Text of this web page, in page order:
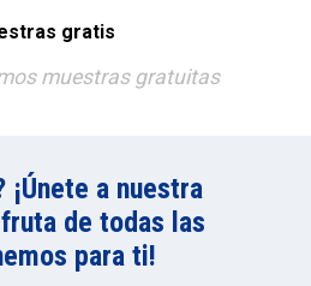
gratis
muestras gratuitas
¡Únete a nuestra
de todas las
para ti!